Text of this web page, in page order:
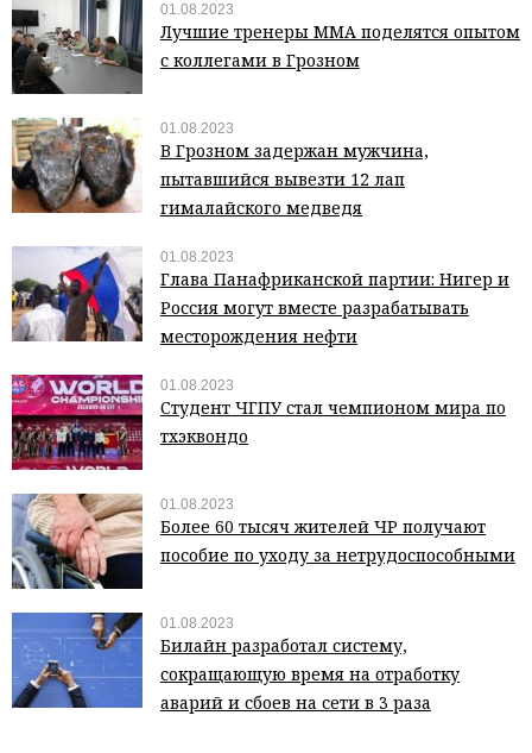
01.08.2023
Лучшие тренеры ММА поделятся опытом
с коллегами в Грозном
01.08.2023
В Грозном задержан мужчина,
пытавшийся вывезти 12 лап
гималайского медведя
01.08.2023
Глава Панафриканской партии: Нигер и
Россия могут вместе разрабатывать
месторождения нефти
01.08.2023
Студент ЧГПУ стал чемпионом мира по
тхэквондо
01.08.2023
Более 60 тысяч жителей ЧР получают
пособие по уходу за нетрудоспособными
01.08.2023
Билайн разработал систему,
сокращающую время на отработку
аварий и сбоев на сети в 3 раза